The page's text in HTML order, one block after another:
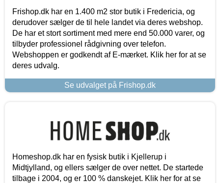
Frishop.dk har en 1.400 m2 stor butik i Fredericia, og
derudover sælger de til hele landet via deres webshop.
De har et stort sortiment med mere end 50.000 varer, og
tilbyder professionel rådgivning over telefon.
Webshoppen er godkendt af E-mærket. Klik her for at se
deres udvalg.
Se udvalget på Frishop.dk
Homeshop.dk har en fysisk butik i Kjellerup i
Midtjylland, og ellers sælger de over nettet. De startede
tilbage i 2004, og er 100 % danskejet. Klik her for at se